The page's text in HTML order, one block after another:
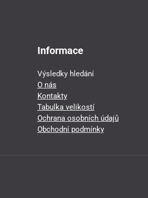
Informace
Výsledky hledání
O nás
Kontakty
Tabulka velikostí
Ochrana osobních údajů
Obchodní podmínky